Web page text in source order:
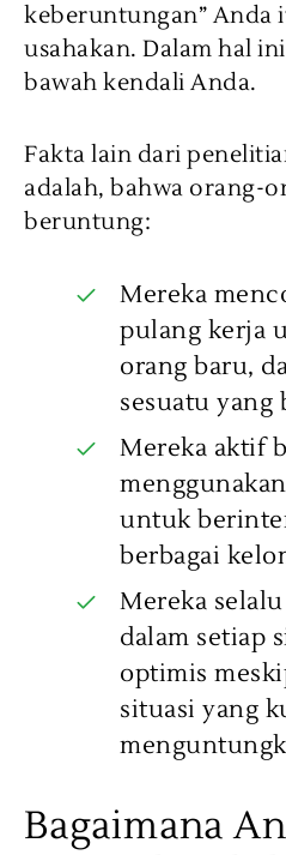
keberuntungan” Anda
usahakan. Dalam hal
bawah kendali Anda.
Fakta lain dari
adalah, bahwa orang-
beruntung:
Mereka
pulang kerja
orang baru,
sesuatu yang
Mereka aktif
untuk
berbagai
Mereka
dalam setiap
optimis
situasi yang
Bagaimana